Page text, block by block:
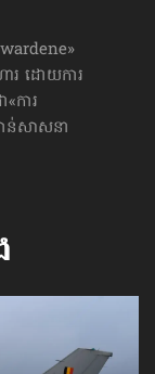
ហារ ដោយការ
ការ​
ន់សាសនា